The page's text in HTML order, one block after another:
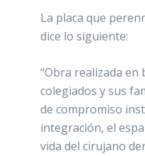
La placa que
dice lo siguiente:
“Obra realizada
colegiados y sus
de compromiso
integración, el
vida del cirujano